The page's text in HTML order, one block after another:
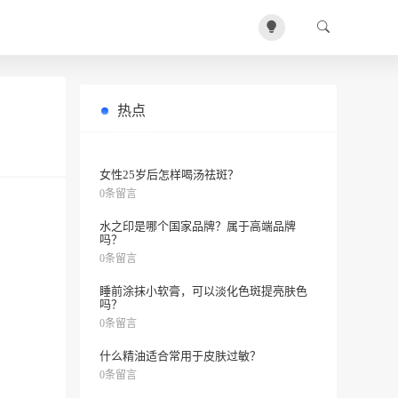
热点
女性25岁后怎样喝汤祛斑？
0条留言
水之印是哪个国家品牌？属于高端品牌
吗？
0条留言
睡前涂抹小软膏，可以淡化色斑提亮肤色
吗？
0条留言
什么精油适合常用于皮肤过敏？
0条留言